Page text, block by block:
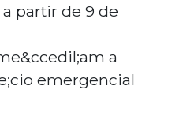
partir de 9 de